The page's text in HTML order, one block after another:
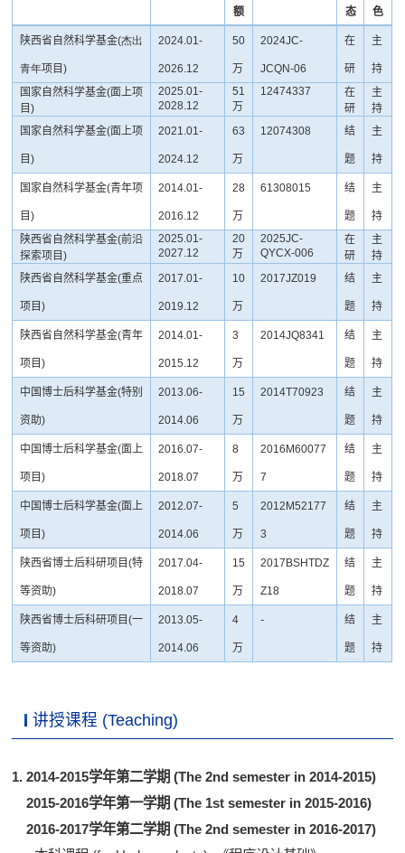
额 态 色
陕西省自然科学基金(杰出
青年项目 )
2024.01-
2026.12
50
万
2024JC-
JCQN-06
在
研
主
持
国家自然科学基金(面上项
目 )
2025.01-
2028.12
51
万
12474337
在
研
主
持
国家自然科学基金(面上项
目 )
2021.01-
2024.12
63
万
12074308 结
题
主
持
国家自然科学基金(青年项
目 )
2014.01-
2016.12
28
万
61308015 结
题
主
持
陕西省自然科学基金(前沿
探索项目 )
2025.01-
2027.12
20
万
2025JC-
QYCX-006
在
研
主
持
陕西省自然科学基金(重点
项目 )
2017.01-
2019.12
10
万
2017JZ019 结
题
主
持
陕西省自然科学基金(青年
项目 )
2014.01-
2015.12
3
万
2014JQ8341 结
题
主
持
中国博士后科学基金(特别
资助)
2013.06-
2014.06
15
万
2014T70923 结
题
主
持
中国博士后科学基金(面上
项目 )
2016.07-
2018.07
8
万
2016M60077
7
结
题
主
持
中国博士后科学基金(面上
项目 )
2012.07-
2014.06
5
万
2012M52177
3
结
题
主
持
陕西省博士后科研项目 (特
等资助)
2017.04-
2018.07
15
万
2017BSHTDZ
Z18
结
题
主
持
陕西省博士后科研项目 (一
等资助)
2013.05-
2014.06
4
万
- 结
题
主
持
讲授课程 (Teaching)
1. 2014-2015学年第二学期 (The 2nd semester in 2014-2015)
2015-2016学年第一学期 (The 1st semester in 2015-2016)
2016-2017学年第二学期 (The 2nd semester in 2016-2017)